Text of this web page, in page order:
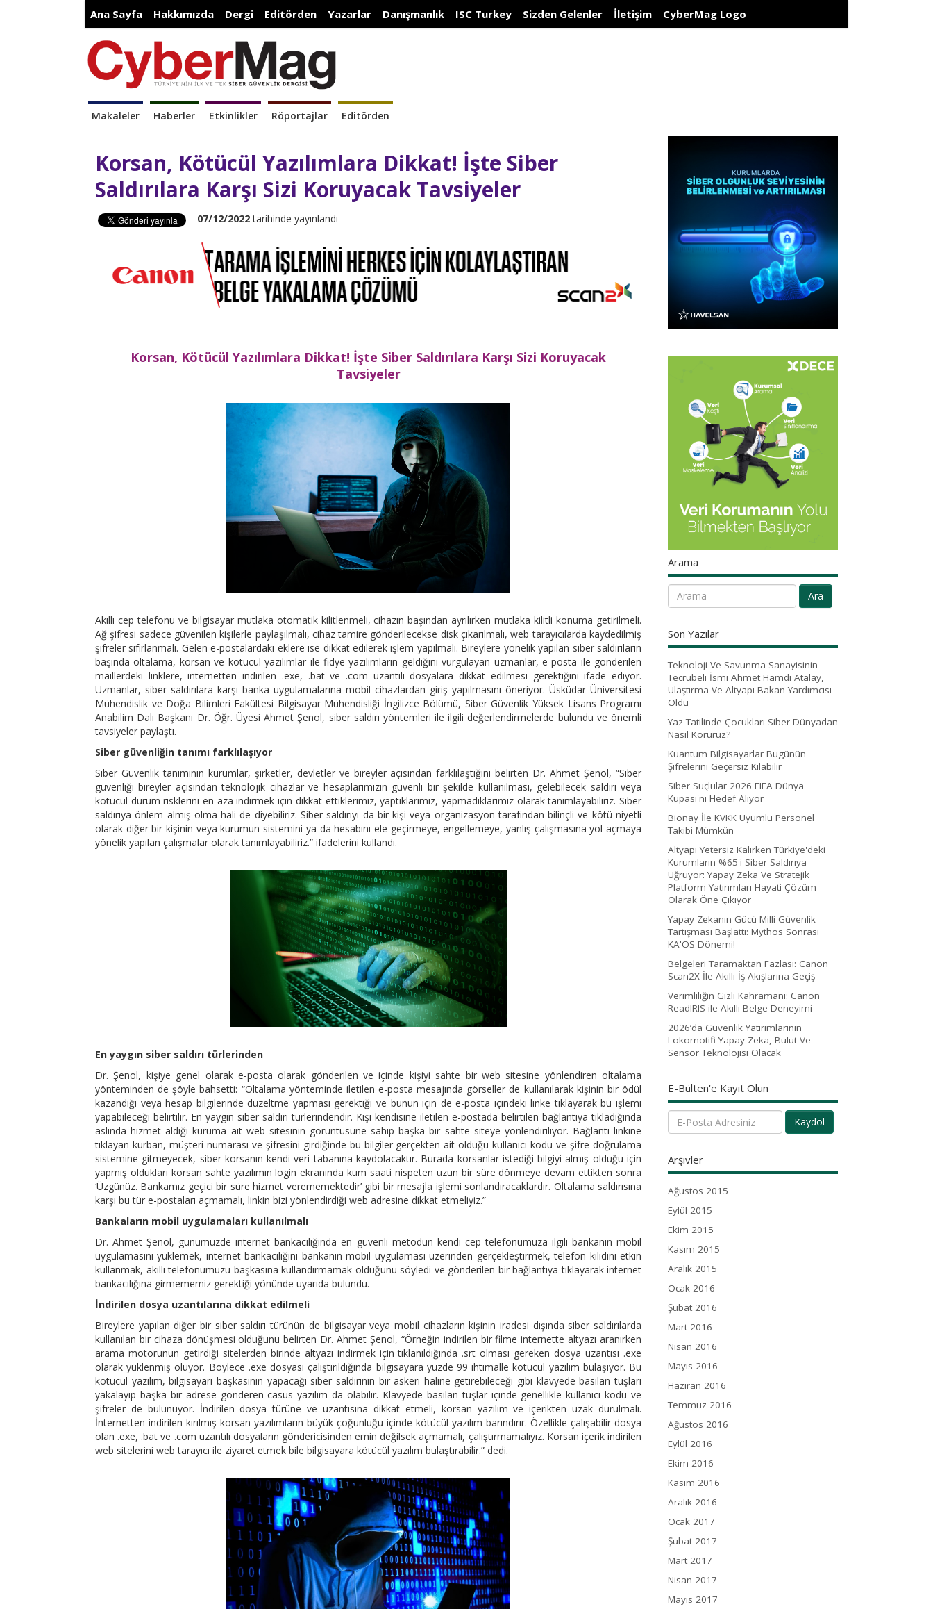
Ana Sayfa Hakkımızda Dergi Editörden Yazarlar Danışmanlık ISC Turkey Sizden Gelenler İletişim CyberMag Logo
Makaleler Haberler Etkinlikler Röportajlar Editörden
Korsan, Kötücül Yazılımlara Dikkat! İşte Siber
Saldırılara Karşı Sizi Koruyacak Tavsiyeler
07/12/2022tarihinde yayınlandı
Korsan, Kötücül Yazılımlara Dikkat! İşte Siber Saldırılara Karşı Sizi Koruyacak
Tavsiyeler
Akıllı cep telefonu ve bilgisayar mutlaka otomatik kilitlenmeli, cihazın başından ayrılırken mutlaka kilitli konuma getirilmeli.
Ağ şifresi sadece güvenilen kişilerle paylaşılmalı, cihaz tamire gönderilecekse disk çıkarılmalı, web tarayıcılarda kaydedilmiş
şifreler sıfırlanmalı. Gelen e-postalardaki eklere ise dikkat edilerek işlem yapılmalı. Bireylere yönelik yapılan siber saldırıların
başında oltalama, korsan ve kötücül yazılımlar ile fidye yazılımların geldiğini vurgulayan uzmanlar, e-posta ile gönderilen
maillerdeki linklere, internetten indirilen .exe, .bat ve .com uzantılı dosyalara dikkat edilmesi gerektiğini ifade ediyor.
Uzmanlar, siber saldırılara karşı banka uygulamalarına mobil cihazlardan giriş yapılmasını öneriyor. Üsküdar Üniversitesi
Mühendislik ve Doğa Bilimleri Fakültesi Bilgisayar Mühendisliği İngilizce Bölümü, Siber Güvenlik Yüksek Lisans Programı
Anabilim Dalı Başkanı Dr. Öğr. Üyesi Ahmet Şenol, siber saldırı yöntemleri ile ilgili değerlendirmelerde bulundu ve önemli
tavsiyeler paylaştı.
Siber güvenliğin tanımı farklılaşıyor
Siber Güvenlik tanımının kurumlar, şirketler, devletler ve bireyler açısından farklılaştığını belirten Dr. Ahmet Şenol, “Siber
güvenliği bireyler açısından teknolojik cihazlar ve hesaplarımızın güvenli bir şekilde kullanılması, gelebilecek saldırı veya
kötücül durum risklerini en aza indirmek için dikkat ettiklerimiz, yaptıklarımız, yapmadıklarımız olarak tanımlayabiliriz. Siber
saldırıya önlem almış olma hali de diyebiliriz. Siber saldırıyı da bir kişi veya organizasyon tarafından bilinçli ve kötü niyetli
olarak diğer bir kişinin veya kurumun sistemini ya da hesabını ele geçirmeye, engellemeye, yanlış çalışmasına yol açmaya
yönelik yapılan çalışmalar olarak tanımlayabiliriz.” ifadelerini kullandı.
En yaygın siber saldırı türlerinden
Dr. Şenol, kişiye genel olarak e-posta olarak gönderilen ve içinde kişiyi sahte bir web sitesine yönlendiren oltalama
yönteminden de şöyle bahsetti: “Oltalama yönteminde iletilen e-posta mesajında görseller de kullanılarak kişinin bir ödül
kazandığı veya hesap bilgilerinde düzeltme yapması gerektiği ve bunun için de e-posta içindeki linke tıklayarak bu işlemi
yapabileceği belirtilir. En yaygın siber saldırı türlerindendir. Kişi kendisine iletilen e-postada belirtilen bağlantıya tıkladığında
aslında hizmet aldığı kuruma ait web sitesinin görüntüsüne sahip başka bir sahte siteye yönlendiriliyor. Bağlantı linkine
tıklayan kurban, müşteri numarası ve şifresini girdiğinde bu bilgiler gerçekten ait olduğu kullanıcı kodu ve şifre doğrulama
sistemine gitmeyecek, siber korsanın kendi veri tabanına kaydolacaktır. Burada korsanlar istediği bilgiyi almış olduğu için
yapmış oldukları korsan sahte yazılımın login ekranında kum saati nispeten uzun bir süre dönmeye devam ettikten sonra
‘Üzgünüz. Bankamız geçici bir süre hizmet verememektedir’ gibi bir mesajla işlemi sonlandıracaklardır. Oltalama saldırısına
karşı bu tür e-postaları açmamalı, linkin bizi yönlendirdiği web adresine dikkat etmeliyiz.”
Bankaların mobil uygulamaları kullanılmalı
Dr. Ahmet Şenol, günümüzde internet bankacılığında en güvenli metodun kendi cep telefonumuza ilgili bankanın mobil
uygulamasını yüklemek, internet bankacılığını bankanın mobil uygulaması üzerinden gerçekleştirmek, telefon kilidini etkin
kullanmak, akıllı telefonumuzu başkasına kullandırmamak olduğunu söyledi ve gönderilen bir bağlantıya tıklayarak internet
bankacılığına girmememiz gerektiği yönünde uyarıda bulundu.
İndirilen dosya uzantılarına dikkat edilmeli
Bireylere yapılan diğer bir siber saldırı türünün de bilgisayar veya mobil cihazların kişinin iradesi dışında siber saldırılarda
kullanılan bir cihaza dönüşmesi olduğunu belirten Dr. Ahmet Şenol, “Örneğin indirilen bir filme internette altyazı aranırken
arama motorunun getirdiği sitelerden birinde altyazı indirmek için tıklanıldığında .srt olması gereken dosya uzantısı .exe
olarak yüklenmiş oluyor. Böylece .exe dosyası çalıştırıldığında bilgisayara yüzde 99 ihtimalle kötücül yazılım bulaşıyor. Bu
kötücül yazılım, bilgisayarı başkasının yapacağı siber saldırının bir askeri haline getirebileceği gibi klavyede basılan tuşları
yakalayıp başka bir adrese gönderen casus yazılım da olabilir. Klavyede basılan tuşlar içinde genellikle kullanıcı kodu ve
şifreler de bulunuyor. İndirilen dosya türüne ve uzantısına dikkat etmeli, korsan yazılım ve içerikten uzak durulmalı.
İnternetten indirilen kırılmış korsan yazılımların büyük çoğunluğu içinde kötücül yazılım barındırır. Özellikle çalışabilir dosya
olan .exe, .bat ve .com uzantılı dosyaların göndericisinden emin değilsek açmamalı, çalıştırmamalıyız. Korsan içerik indirilen
web sitelerini web tarayıcı ile ziyaret etmek bile bilgisayara kötücül yazılım bulaştırabilir.” dedi.
Arama
Ara
Son Yazılar
Teknoloji Ve Savunma Sanayisinin
Tecrübeli İsmi Ahmet Hamdi Atalay,
Ulaştırma Ve Altyapı Bakan Yardımcısı
Oldu
Yaz Tatilinde Çocukları Siber Dünyadan
Nasıl Koruruz?
Kuantum Bilgisayarlar Bugünün
Şifrelerini Geçersiz Kılabilir
Siber Suçlular 2026 FIFA Dünya
Kupası'nı Hedef Alıyor
Bionay İle KVKK Uyumlu Personel
Takibi Mümkün
Altyapı Yetersiz Kalırken Türkiye'deki
Kurumların %65'i Siber Saldırıya
Uğruyor: Yapay Zeka Ve Stratejik
Platform Yatırımları Hayati Çözüm
Olarak Öne Çıkıyor
Yapay Zekanın Gücü Milli Güvenlik
Tartışması Başlattı: Mythos Sonrası
KA'OS Dönemi!
Belgeleri Taramaktan Fazlası: Canon
Scan2X İle Akıllı İş Akışlarına Geçiş
Verimliliğin Gizli Kahramanı: Canon
ReadIRIS ile Akıllı Belge Deneyimi
2026’da Güvenlik Yatırımlarının
Lokomotifi Yapay Zeka, Bulut Ve
Sensor Teknolojisi Olacak
E-Bülten'e Kayıt Olun
Kaydol
Arşivler
Ağustos 2015
Eylül 2015
Ekim 2015
Kasım 2015
Aralık 2015
Ocak 2016
Şubat 2016
Mart 2016
Nisan 2016
Mayıs 2016
Haziran 2016
Temmuz 2016
Ağustos 2016
Eylül 2016
Ekim 2016
Kasım 2016
Aralık 2016
Ocak 2017
Şubat 2017
Mart 2017
Nisan 2017
Mayıs 2017